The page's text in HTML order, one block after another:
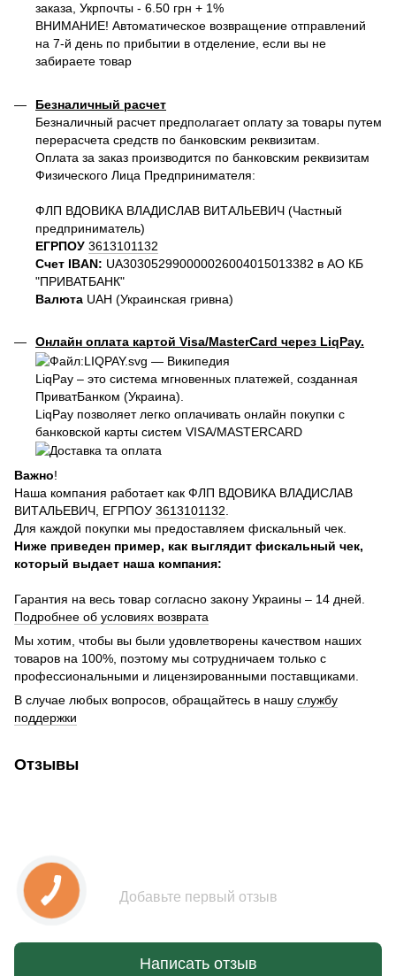
заказа, Укрпочты - 6.50 грн + 1%
ВНИМАНИЕ! Автоматическое возвращение отправлений
на 7-й день по прибытии в отделение, если вы не
забираете товар
Безналичный расчет
Безналичный расчет предполагает оплату за товары путем
перерасчета средств по банковским реквизитам.
Оплата за заказ производится по банковским реквизитам
Физического Лица Предпринимателя:
ФЛП ВДОВИКА ВЛАДИСЛАВ ВИТАЛЬЕВИЧ (Частный
предприниматель)
ЕГРПОУ 3613101132
Счет IBAN: UA303052990000026004015013382 в АО КБ
"ПРИВАТБАНК"
Валюта UAH (Украинская гривна)
Онлайн оплата картой Visa/MasterCard через LiqPay.
LiqPay – это система мгновенных платежей, созданная
ПриватБанком (Украина).
LiqPay позволяет легко оплачивать онлайн покупки с
банковской карты систем VISA/MASTERCARD
Важно!
Наша компания работает как ФЛП ВДОВИКА ВЛАДИСЛАВ
ВИТАЛЬЕВИЧ, ЕГРПОУ 3613101132
Для каждой покупки мы предоставляем фискальный чек.
Ниже приведен пример, как выглядит фискальный чек,
который выдает наша компания:
Гарантия на весь товар согласно закону Украины – 14 дней.
Подробнее об условиях возврата
Мы хотим, чтобы вы были удовлетворены качеством наших
товаров на 100%, поэтому мы сотрудничаем только с
профессиональными и лицензированными поставщиками.
В случае любых вопросов, обращайтесь в нашу службу
поддержки
Отзывы
Добавьте первый отзыв
Написать отзыв